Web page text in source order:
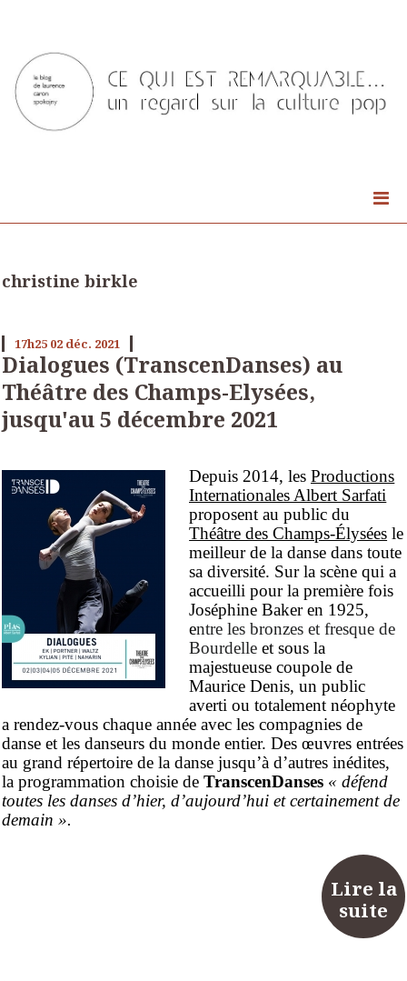
christine birkle
17h25 02 déc. 2021
Dialogues (TranscenDanses) au
Théâtre des Champs-Elysées,
jusqu'au 5 décembre 2021
Depuis 2014, lesProductions
Internationales Albert Sarfati
proposent au public du
Théâtre des Champs-Élysées le
meilleur de la danse dans toute
sa diversité. Sur la scène qui a
accueilli pour la première fois
Joséphine Baker en 1925,
entre les bronzes et fresque de
Bourdelleet sous la
majestueuse coupole de
Maurice Denis, un public
averti ou totalement néophyte
a rendez-vous chaque année avec les compagnies de
danse et les danseurs du monde entier. Des œuvres entrées
au grand répertoire de la danse jusqu’à d’autres inédites,
la programmation choisie de TranscenDanses « défend
toutes les danses d’hier, d’aujourd’hui et certainement de
demain ».
Lire la
suite